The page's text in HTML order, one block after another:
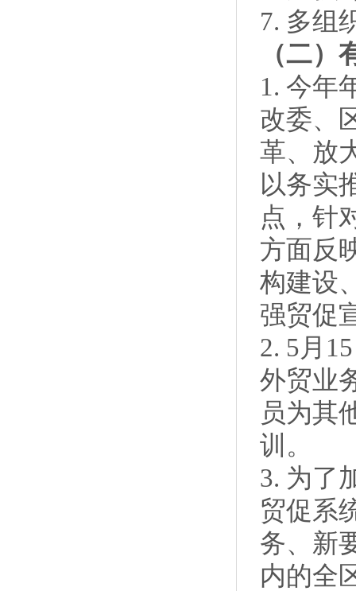
7. 多组
（二
1. 今年
改委、
革、放
以务实
点，针
方面反
构建设
强贸促
2. 5月
外贸业
员为其
训。
3. 为了
贸促系
务、新
内的全